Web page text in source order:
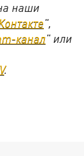
наши
",
канал" или
.